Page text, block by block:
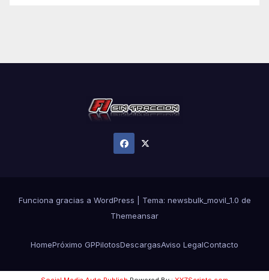
Funciona gracias a WordPress Tema: newsbulk_movil_1.0 de
Themeansar
HomePróximo GPPilotosDescargasAviso LegalContacto